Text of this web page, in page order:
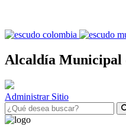
Alcaldía Municipal
Administrar Sitio